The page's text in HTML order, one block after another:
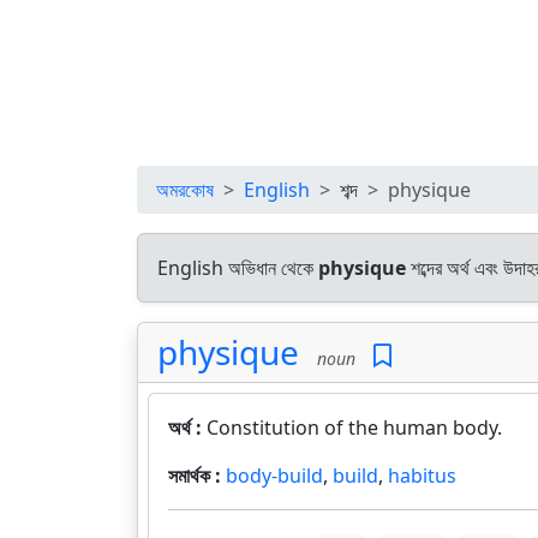
অমরকোষ English শব্দ physique
English অভিধান থেকে physiqueশব্দের অর্থ এবং
physique noun
অর্থ : Constitution of the human body.
সমার্থক : body-build, build, habitus